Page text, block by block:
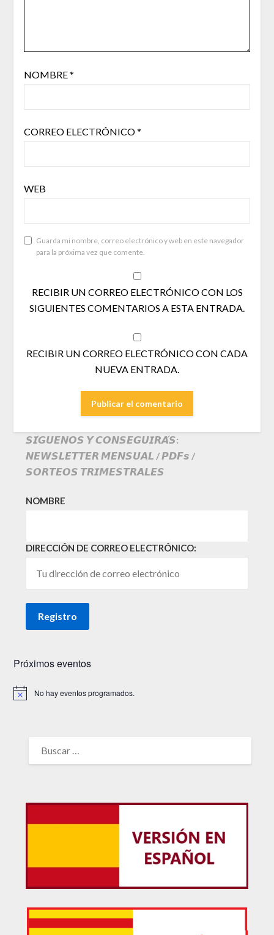
NOMBRE*
CORREO ELECTRÓNICO*
WEB
Guarda mi nombre, correo electrónico y web en este navegador
para la próxima vez que comente.
RECIBIR UN CORREO ELECTRÓNICO CON LOS
SIGUIENTES COMENTARIOS A ESTA ENTRADA.
RECIBIR UN CORREO ELECTRÓNICO CON CADA
NUEVA ENTRADA.
𝙎𝙄́𝙂𝙐𝙀𝙉𝙊𝙎 𝙔 𝘾𝙊𝙉𝙎𝙀𝙂𝙐𝙄𝙍𝘼́𝙎:
𝙉𝙀𝙒𝙎𝙇𝙀𝙏𝙏𝙀𝙍 𝙈𝙀𝙉𝙎𝙐𝘼𝙇 / 𝙋𝘿𝙁𝙨 /
𝙎𝙊𝙍𝙏𝙀𝙊𝙎 𝙏𝙍𝙄𝙈𝙀𝙎𝙏𝙍𝘼𝙇𝙀𝙎
NOMBRE
DIRECCIÓN DE CORREO ELECTRÓNICO:
Próximos eventos
Aviso No hay eventos programados.